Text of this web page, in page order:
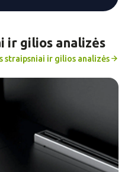
ir gilios analizės
straipsniai ir gilios analizės